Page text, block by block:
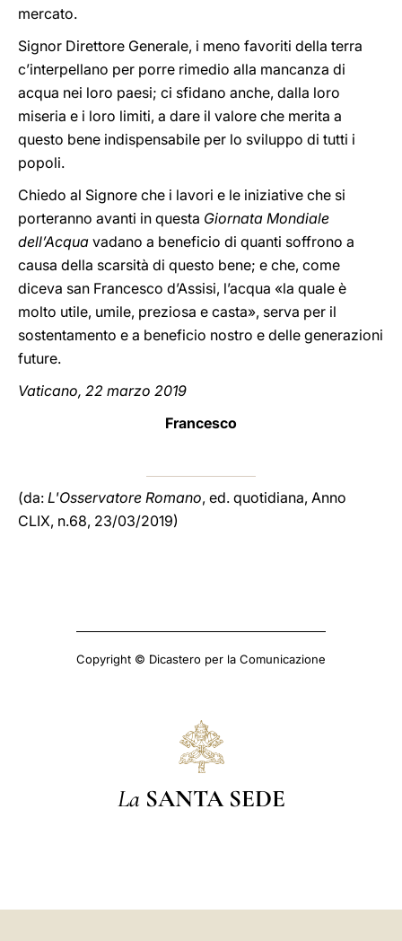
mercato.
Signor Direttore Generale, i meno favoriti della terra
c’interpellano per porre rimedio alla mancanza di
acqua nei loro paesi; ci sfidano anche, dalla loro
miseria e i loro limiti, a dare il valore che merita a
questo bene indispensabile per lo sviluppo di tutti i
popoli.
Chiedo al Signore che i lavori e le iniziative che si
porteranno avanti in questa Giornata Mondiale
dell’Acqua vadano a beneficio di quanti soffrono a
causa della scarsità di questo bene; e che, come
diceva san Francesco d’Assisi, l’acqua «la quale è
molto utile, umile, preziosa e casta», serva per il
sostentamento e a beneficio nostro e delle generazioni
future.
Vaticano, 22 marzo 2019
Francesco
(da: L'Osservatore Romano, ed. quotidiana, Anno
CLIX, n.68, 23/03/2019)
Copyright © Dicastero per la Comunicazione
La SANTA SEDE